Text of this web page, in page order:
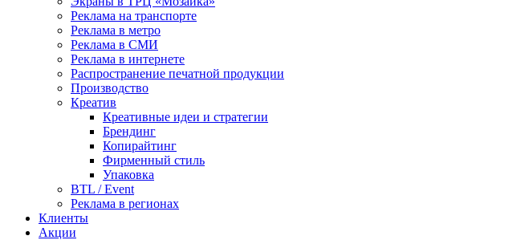
Реклама на транспорте
Реклама в метро
Реклама в СМИ
Реклама в интернете
Распространение печатной продукции
Производство
Креатив
Креативные идеи и стратегии
Брендинг
Копирайтинг
Фирменный стиль
Упаковка
BTL / Event
Реклама в регионах
Клиенты
Акции